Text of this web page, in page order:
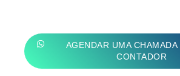
AGENDAR UMA CHAMADA
CONTADOR